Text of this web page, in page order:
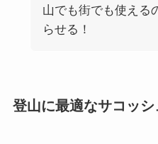
山でも街でも使える
らせる！
登山に最適なサコッ